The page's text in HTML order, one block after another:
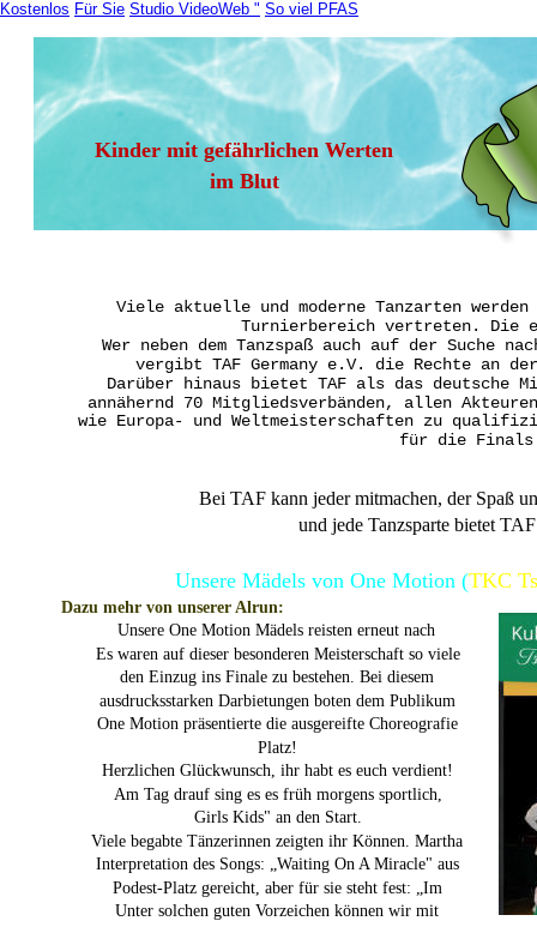
Kinder mit gefährlichen Werten
im Blut
Viele aktuelle und moderne Tanzarten
Turnierbereich vertreten. Die
Wer neben dem Tanzspaß auch auf der Suche
vergibt TAF Germany e.V. die Rechte an
Darüber hinaus bietet TAF als das deutsche
annähernd 70 Mitgliedsverbänden, allen
wie Europa- und Weltmeisterschaften zu
für die Finals
Bei TAF kann jeder mitmachen, der Spaß
und jede Tanzsparte bietet
Unsere Mädels von One Motion (TKC
Dazu mehr von unserer Alrun:
Unsere One Motion Mädels reisten erneut nach
Es waren auf dieser besonderen Meisterschaft so viele
den Einzug ins Finale zu bestehen. Bei diesem
ausdrucksstarken Darbietungen boten dem Publikum
One Motion präsentierte die ausgereifte Choreografie
Platz!
Herzlichen Glückwunsch, ihr habt es euch verdient!
Am Tag drauf sing es es früh morgens sportlich,
Girls Kids" an den Start.
Viele begabte Tänzerinnen zeigten ihr Können. Martha
Interpretation des Songs: „Waiting On A Miracle" aus
Podest-Platz gereicht, aber für sie steht fest: „Im
Unter solchen guten Vorzeichen können wir mit
Kostenlos Für Sie Studio VideoWeb " So viel PFAS